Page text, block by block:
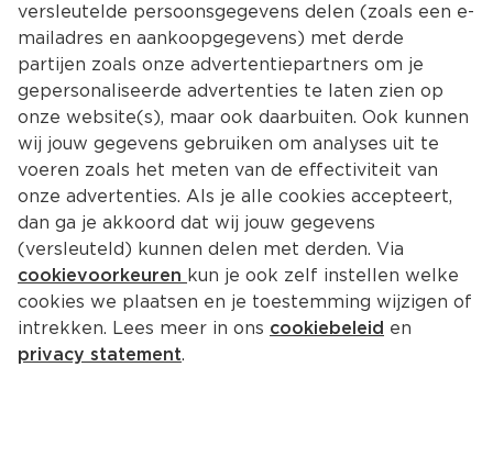
versleutelde persoonsgegevens delen (zoals een e-
mailadres en aankoopgegevens) met derde
partijen zoals onze advertentiepartners om je
gepersonaliseerde advertenties te laten zien op
onze website(s), maar ook daarbuiten. Ook kunnen
wij jouw gegevens gebruiken om analyses uit te
voeren zoals het meten van de effectiviteit van
onze advertenties. Als je alle cookies accepteert,
dan ga je akkoord dat wij jouw gegevens
(versleuteld) kunnen delen met derden. Via
cookievoorkeuren kun je ook zelf instellen welke
cookies we plaatsen en je toestemming wijzigen of
intrekken. Lees meer in ons cookiebeleid en
privacy statement.